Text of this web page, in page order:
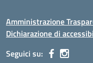
Amministrazione
Dichiarazione di
Seguici su: